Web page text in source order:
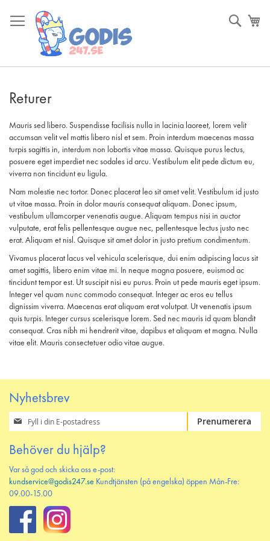
to
Sök
Returer
Mauris sed libero. Suspendisse facilisis nulla in lacinia laoreet, lorem velit
accumsan velit vel mattis libero nisl et sem. Proin interdum maecenas massa
turpis sagittis in, interdum non lobortis vitae massa. Quisque purus lectus,
posuere eget imperdiet nec sodales id arcu. Vestibulum elit pede dictum eu,
viverra non tincidunt eu ligula.
Nam molestie nec tortor. Donec placerat leo sit amet velit. Vestibulum id justo
ut vitae massa. Proin in dolor mauris consequat aliquam. Donec ipsum,
vestibulum ullamcorper venenatis augue. Aliquam tempus nisi in auctor
vulputate, erat felis pellentesque augue nec, pellentesque lectus justo nec
erat. Aliquam et nisl. Quisque sit amet dolor in justo pretium condimentum.
Vivamus placerat lacus vel vehicula scelerisque, dui enim adipiscing lacus sit
amet sagittis, libero enim vitae mi. In neque magna posuere, euismod ac
tincidunt tempor est. Ut suscipit nisi eu purus. Proin ut pede mauris eget ipsum.
Integer vel quam nunc commodo consequat. Integer ac eros eu tellus
dignissim viverra. Maecenas erat aliquam erat volutpat. Ut venenatis ipsum
quis turpis. Integer cursus scelerisque lorem. Sed nec mauris id quam blandit
consequat. Cras nibh mi hendrerit vitae, dapibus et aliquam et magna. Nulla
vitae elit. Mauris consectetuer odio vitae augue.
Nyhetsbrev
Prenumerera
på
nyhetsbrev
Prenumerera
Behöver du hjälp?
Var så god och skicka oss e-post:
kundservice@godis247.se Kundtjänsten (på engelska) öppen Mån-Fre:
09.00-15.00